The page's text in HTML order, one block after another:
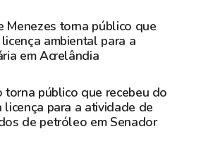
Menezes torna público que
ambiental para a
em Acrelândia
torna público que recebeu do
licença para a atividade de
de petróleo em Senador